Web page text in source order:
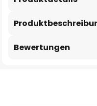
Bewertungen